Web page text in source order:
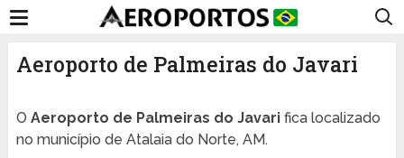
Aeroporto de Palmeiras do Javari
O Aeroporto de Palmeiras do Javarifica localizado
no município de Atalaia do Norte, AM.